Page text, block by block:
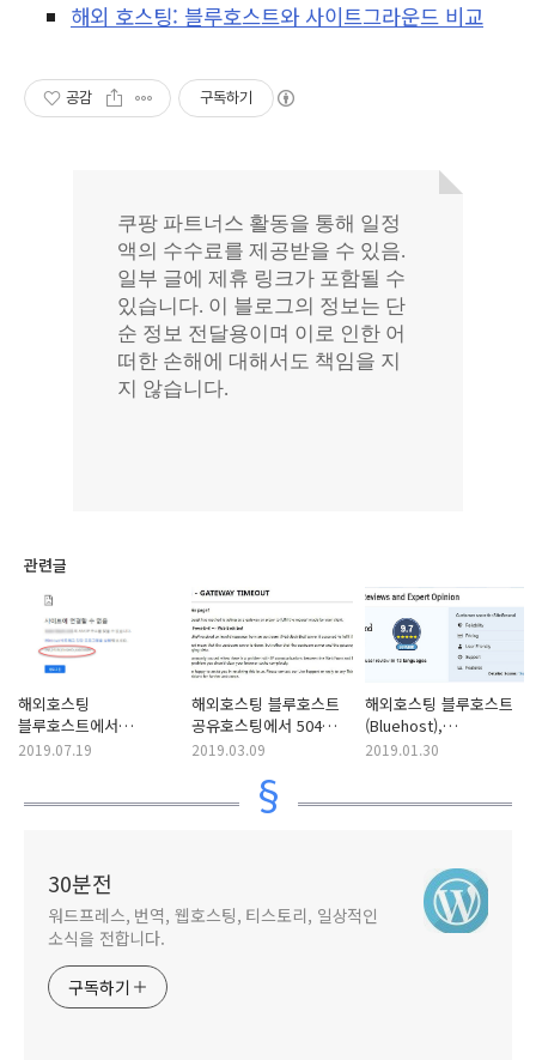
해외 호스팅: 블루호스트와 사이트그라운드 비교
공감 구독하기
관련글
해외호스팅
블루호스트에서
DNS_PROBE_FINISHED_NXDOMAIN
2019.07.19
해외호스팅 블루호스트
공유호스팅에서 504
에러가 발생하는 경우
2019.03.09
해외호스팅 블루호스트
(Bluehost),
사이트그라운드
(HostGator) 비교
2019.01.30
30분전
워드프레스, 번역, 웹호스팅, 티스토리, 일상적인
소식을 전합니다.
구독하기